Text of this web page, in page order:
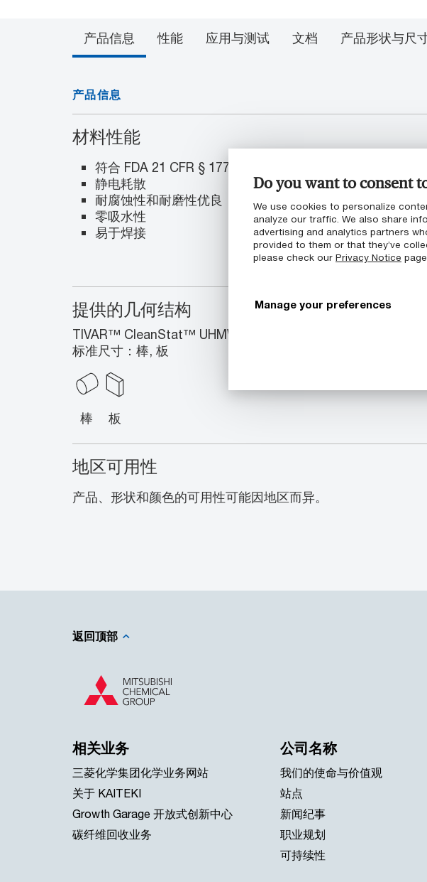
Do you want to consent
We use cookies to personalize
analyze our traffic. We also share
advertising and analytics partners
provided to them or that they’ve
please check our Privacy Notice page.
Manage your preferences
产品信息 性能 应用与测试 文档 产品形状与尺
产品信息
材料性能
符合 FDA 21 CFR § 177.1520 食品接触标准的要求
静电耗散
耐腐蚀性和耐磨性优良
零吸水性
易于焊接
提供的几何结构
TIVAR™ CleanStat™ UHMW-PE 型材包含以下几何结构中的一
标准尺寸：棒, 板
棒 板
地区可用性
产品、形状和颜色的可用性可能因地区而异。
返回顶部
相关业务
三菱化学集团化学业务网站
关于 KAITEKI
Growth Garage 开放式创新中心
碳纤维回收业务
公司名称
我们的使命与价值观
站点
新闻纪事
职业规划
可持续性